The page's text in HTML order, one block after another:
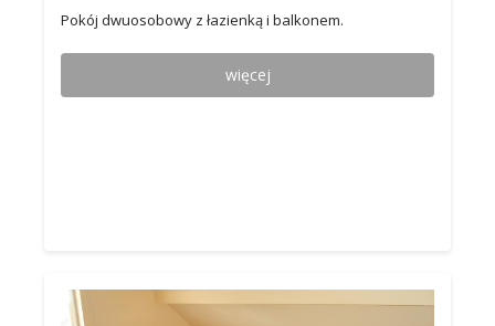
Pokój dwuosobowy z łazienką i balkonem.
więcej